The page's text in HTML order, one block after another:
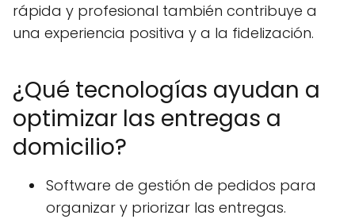
rápida y profesional también contribuye a
una experiencia positiva y a la fidelización.
¿Qué tecnologías ayudan a
optimizar las entregas a
domicilio?
Software de gestión de pedidos para
organizar y priorizar las entregas.